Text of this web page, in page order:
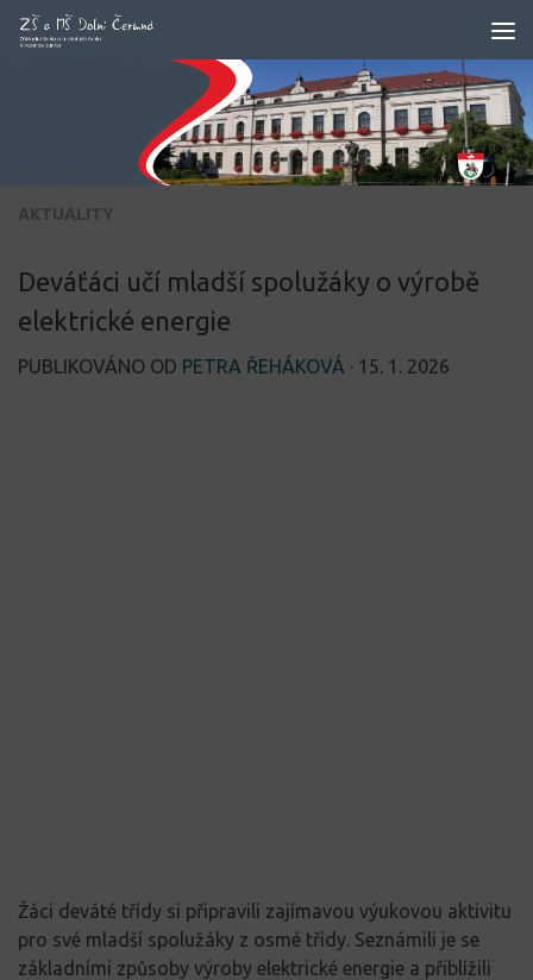
Skip to content
AKTUALITY
Deváťáci učí mladší spolužáky o výrobě
elektrické energie
PUBLIKOVÁNO OD PETRA ŘEHÁKOVÁ · 15. 1. 2026
Žáci deváté třídy si připravili zajímavou výukovou aktivitu
pro své mladší spolužáky z osmé třídy. Seznámili je se
základními způsoby výroby elektrické energie a přiblížili